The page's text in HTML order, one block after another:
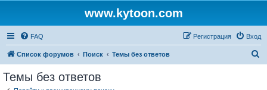
www.kytoon.com
FAQ Вход
Регистрация
Список форумов Поиск Темы без ответов
Темы без ответов